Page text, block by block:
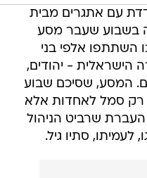
עם אתגרים מבית
בשבוע שעבר מסע
השתתפו אלפי בני
הישראלית - יהודים,
המסע, שסיכם שבוע
רק סמל לאחדות אלא
שרביט הניהול
לעמיתו, סתיו גיל.